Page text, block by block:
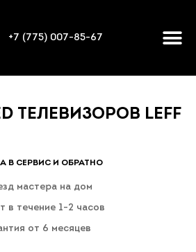
+7 (775) 007-85-67
ТЕЛЕВИЗОРОВ LEFF
В СЕРВИС И ОБРАТНО
мастера на дом
в течение 1-2 часов
от 6 месяцев